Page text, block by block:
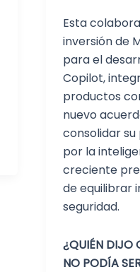
Esta
inversión de
para el
Copilot,
productos
nuevo
consolidar
por la
creciente
de equilibrar
seguridad.
¿QUIÉN DIJO
NO PODÍA